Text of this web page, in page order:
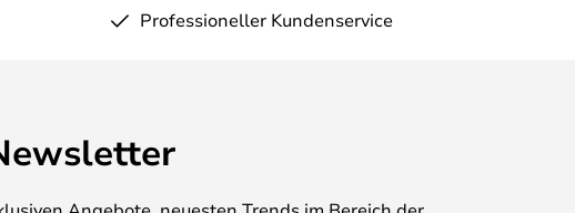
Professioneller Kundenservice